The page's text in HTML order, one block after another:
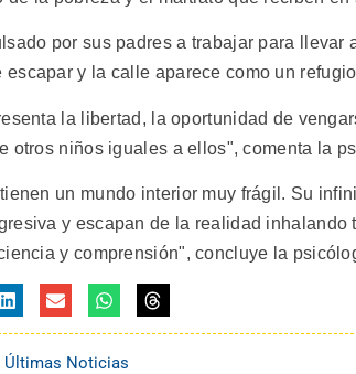
por sus padres a trabajar para llevar
escapar y la calle aparece como un
la libertad, la oportunidad de
otros niños iguales a ellos", comenta la
un mundo interior muy frágil. Su
y escapan de la realidad
y comprensión", concluye la
Últimas Noticias